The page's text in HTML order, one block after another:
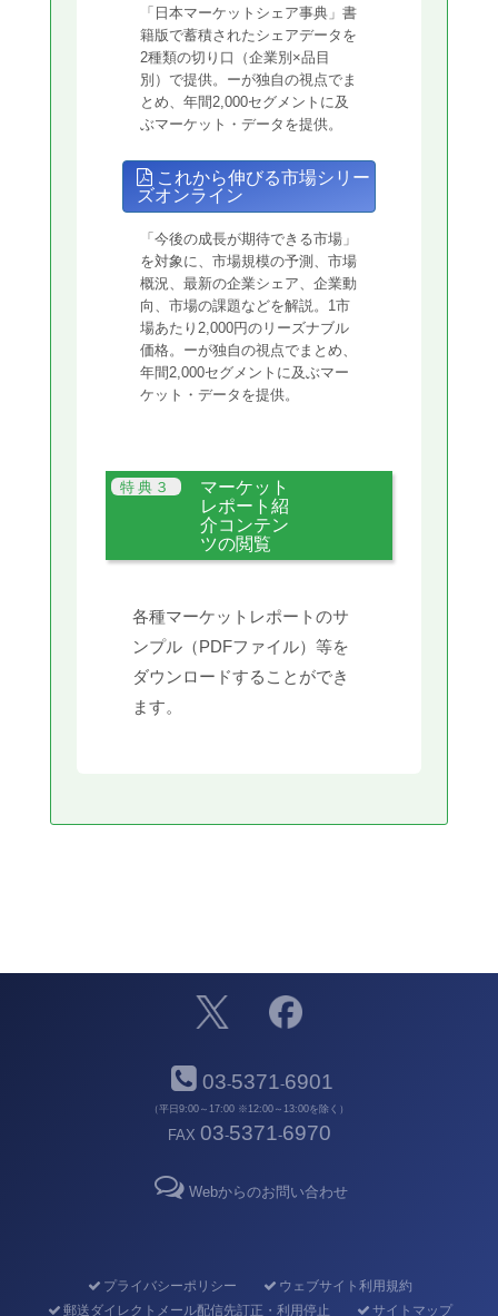
「日本マーケットシェア事典」書
籍版で蓄積されたシェアデータを
2種類の切り口（企業別×品目
別）で提供。ーが独自の視点でま
とめ、年間2,000セグメントに及
ぶマーケット・データを提供。
これから伸びる市場シリー
ズオンライン
「今後の成長が期待できる市場」
を対象に、市場規模の予測、市場
概況、最新の企業シェア、企業動
向、市場の課題などを解説。1市
場あたり2,000円のリーズナブル
価格。ーが独自の視点でまとめ、
年間2,000セグメントに及ぶマー
ケット・データを提供。
マーケット
レポート紹
介コンテン
ツの閲覧
各種マーケットレポートのサ
ンプル（PDFファイル）等を
ダウンロードすることができ
ます。
03-5371-6901
（平日9:00～17:00 ※12:00～13:00を除く）
FAX 03-5371-6970
Webからのお問い合わせ
プライバシーポリシー
ウェブサイト利用規約
郵送ダイレクトメール配信先訂正・利用停止
サイトマップ